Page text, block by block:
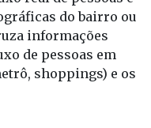
real de pessoas e
do bairro ou
informações
de pessoas em
shoppings) e os